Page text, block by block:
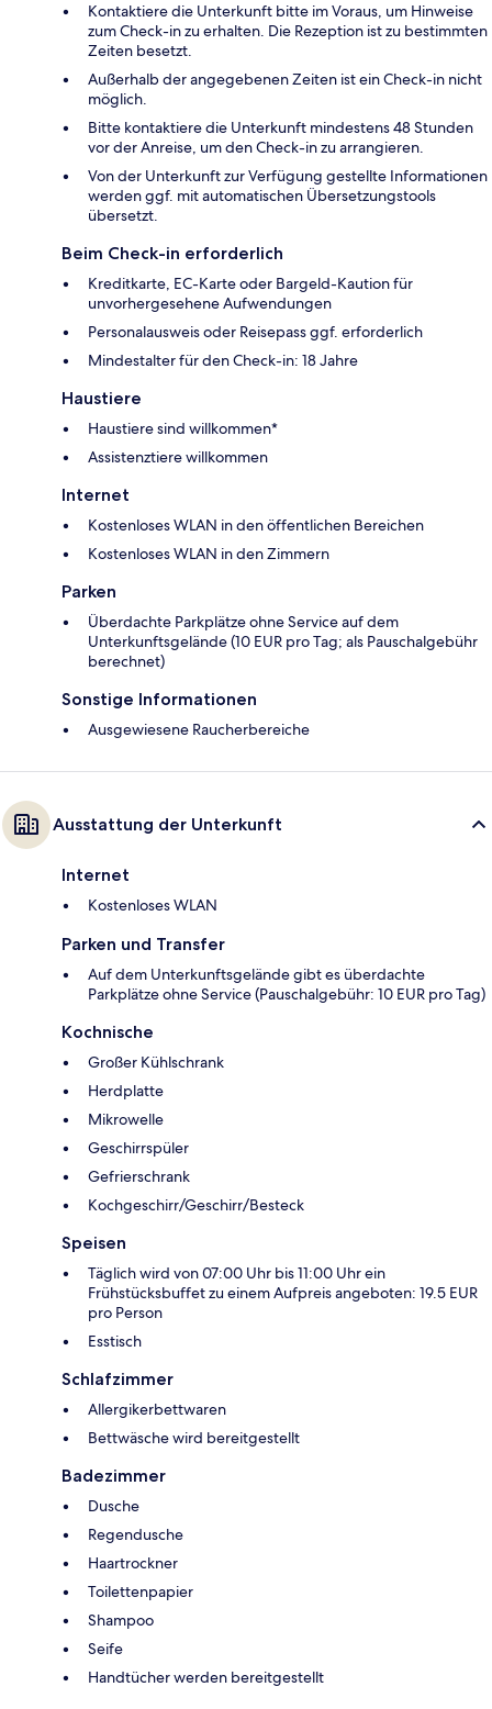
Kontaktiere die Unterkunft bitte im Voraus, um Hinweise
zum Check-in zu erhalten. Die Rezeption ist zu bestimmten
Zeiten besetzt.
Außerhalb der angegebenen Zeiten ist ein Check-in nicht
möglich.
Bitte kontaktiere die Unterkunft mindestens 48 Stunden
vor der Anreise, um den Check-in zu arrangieren.
Von der Unterkunft zur Verfügung gestellte Informationen
werden ggf. mit automatischen Übersetzungstools
übersetzt.
Beim Check-in erforderlich
Kreditkarte, EC-Karte oder Bargeld-Kaution für
unvorhergesehene Aufwendungen
Personalausweis oder Reisepass ggf. erforderlich
Mindestalter für den Check-in: 18 Jahre
Haustiere
Haustiere sind willkommen*
Assistenztiere willkommen
Internet
Kostenloses WLAN in den öffentlichen Bereichen
Kostenloses WLAN in den Zimmern
Parken
Überdachte Parkplätze ohne Service auf dem
Unterkunftsgelände (10 EUR pro Tag; als Pauschalgebühr
berechnet)
Sonstige Informationen
Ausgewiesene Raucherbereiche
Ausstattung der Unterkunft
Internet
Kostenloses WLAN
Parken und Transfer
Auf dem Unterkunftsgelände gibt es überdachte
Parkplätze ohne Service (Pauschalgebühr: 10 EUR pro Tag)
Kochnische
Großer Kühlschrank
Herdplatte
Mikrowelle
Geschirrspüler
Gefrierschrank
Kochgeschirr/Geschirr/Besteck
Speisen
Täglich wird von 07:00 Uhr bis 11:00 Uhr ein
Frühstücksbuffet zu einem Aufpreis angeboten: 19.5 EUR
pro Person
Esstisch
Schlafzimmer
Allergikerbettwaren
Bettwäsche wird bereitgestellt
Badezimmer
Dusche
Regendusche
Haartrockner
Toilettenpapier
Shampoo
Seife
Handtücher werden bereitgestellt